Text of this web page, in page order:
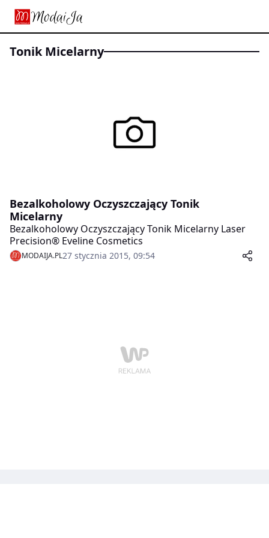
Tonik Micelarny
Bezalkoholowy Oczyszczający Tonik
Micelarny
Bezalkoholowy Oczyszczający Tonik Micelarny Laser
Precision® Eveline Cosmetics
MODAIJA.PL27 stycznia 2015, 09:54